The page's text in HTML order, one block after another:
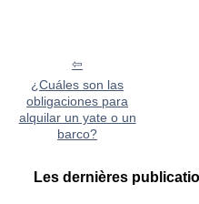
¿Cuáles son las
obligaciones para
alquilar un yate o un
barco?
Les dernières